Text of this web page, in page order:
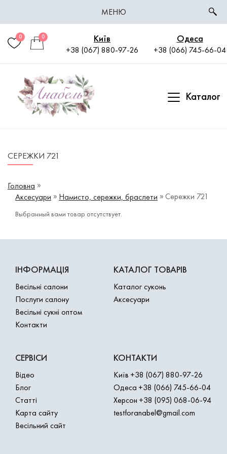
МЕНЮ
Київ
+38 (067) 880-97-26
Одеса
+38 (066) 745-66-04
0 0
Каталог
СЕРЕЖКИ 721
Головна
Аксесуари
Намисто, сережки, браслети Сережки 721
Выбранный вами товар отсутствует.
ІНФОРМАЦІЯ
Весільні салони
Послуги салону
Весільні сукні оптом
Контакти
КАТАЛОГ ТОВАРІВ
Каталог суконь
Аксесуари
СЕРВІСИ
Відео
Блог
Статті
Карта сайту
Весільний сайт
КОНТАКТИ
Київ +38 (067) 880-97-26
Одеса +38 (066) 745-66-04
Херсон +38 (095) 068-06-94
testforanabel@gmail.com